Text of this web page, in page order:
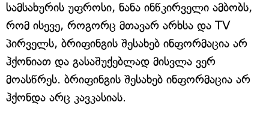
სამსახურის უფროსი, ნანა ინწკირველი ამბობს,
რომ ისევე, როგორც მთავარ არხსა და TV
პირველს, ბრიფინგის შესახებ ინფორმაცია არ
ჰქონიათ და გასაშუქებლად მისვლა ვერ
მოასწრეს. ბრიფინგის შესახებ ინფორმაცია არ
ჰქონდა არც კავკასიას.